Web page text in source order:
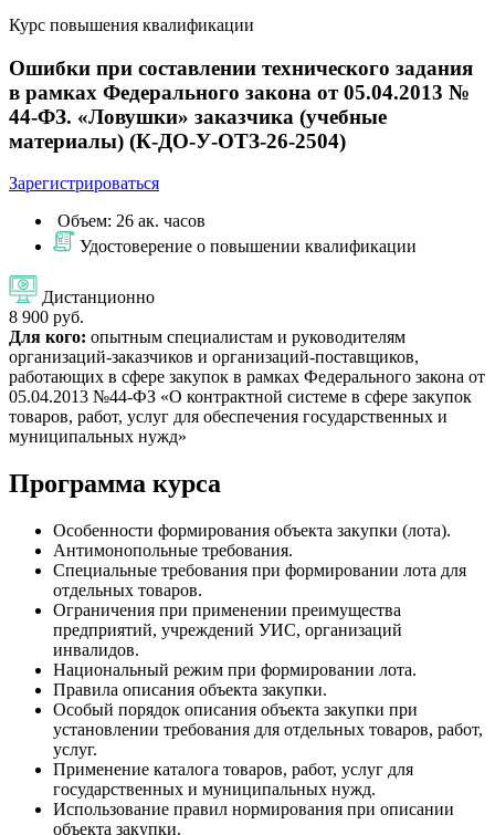
Курс повышения квалификации
Ошибки при составлении технического задания
в рамках Федерального закона от 05.04.2013 №
44-ФЗ. «Ловушки» заказчика (учебные
материалы) (К-ДО-У-ОТЗ-26-2504)
Зарегистрироваться
Объем: 26 ак. часов
Удостоверение о повышении квалификации
Дистанционно
8 900 руб.
Для кого: опытным специалистам и руководителям
организаций-заказчиков и организаций-поставщиков,
работающих в сфере закупок в рамках Федерального закона от
05.04.2013 №44-ФЗ «О контрактной системе в сфере закупок
товаров, работ, услуг для обеспечения государственных и
муниципальных нужд»
Программа курса
Особенности формирования объекта закупки (лота).
Антимонопольные требования.
Специальные требования при формировании лота для
отдельных товаров.
Ограничения при применении преимущества
предприятий, учреждений УИС, организаций
инвалидов.
Национальный режим при формировании лота.
Правила описания объекта закупки.
Особый порядок описания объекта закупки при
установлении требования для отдельных товаров, работ,
услуг.
Применение каталога товаров, работ, услуг для
государственных и муниципальных нужд.
Использование правил нормирования при описании
объекта закупки.